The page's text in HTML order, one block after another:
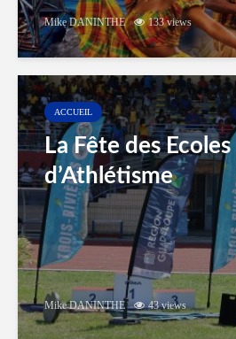
Mike DANINTHE 133 views
ACCUEIL
La Fête des Ecoles
d’Athlétisme
Mike DANINTHE 43 views